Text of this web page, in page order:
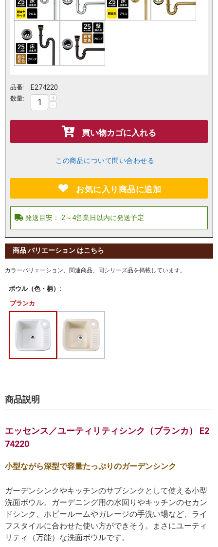
品番: E274220
数量: +
−
買い物カゴに入れる
この商品について問い合わせる
お気に入り商品に追加
商品 バリエーション はこちら
カラーバリエーション、関連商品、同シリーズ品を掲載しています。
ボウル（色・柄）:
ブランカ
商品説明
エッセンス／ユーティリティシンク（ブランカ） E2
74220
小型ながら深型で容量たっぷりのガーデンシンク
ガーデンシンクやキッチンのサブシンクとして使える小型
洗面ボウル。ガーデニング用の水回りやキッチンのセカン
ドシンク、ホビールームやガレージの手洗い場など、ライ
フスタイルに合わせた使い方ができそう。まさにユーティ
リティ（万能）な洗面ボウルです。